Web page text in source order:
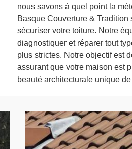
nous savons à quel point la
Basque Couverture &
sécuriser votre toiture. Notre
diagnostiquer et réparer tout
plus strictes. Notre objectif est
assurant que votre maison est
beauté architecturale unique